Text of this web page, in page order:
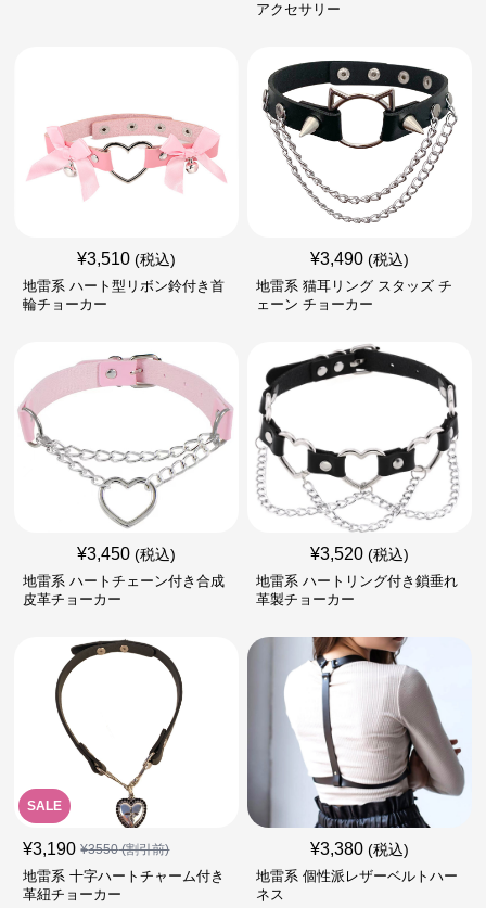
アクセサリー
¥3,510 (税込)
地雷系 ハート型リボン鈴付き首
輪チョーカー
¥3,490 (税込)
地雷系 猫耳リング スタッズ チ
ェーン チョーカー
¥3,450 (税込)
地雷系 ハートチェーン付き合成
皮革チョーカー
¥3,520 (税込)
地雷系 ハートリング付き鎖垂れ
革製チョーカー
SALE
¥3,190 ¥3550(割引前)
地雷系 十字ハートチャーム付き
革紐チョーカー
¥3,380 (税込)
地雷系 個性派レザーベルトハー
ネス